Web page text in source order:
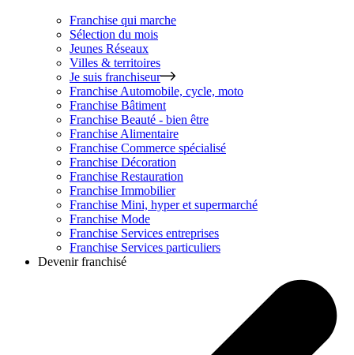
Franchise qui marche
Sélection du mois
Jeunes Réseaux
Villes & territoires
Je suis franchiseur
Franchise Automobile, cycle, moto
Franchise Bâtiment
Franchise Beauté - bien être
Franchise Alimentaire
Franchise Commerce spécialisé
Franchise Décoration
Franchise Restauration
Franchise Immobilier
Franchise Mini, hyper et supermarché
Franchise Mode
Franchise Services entreprises
Franchise Services particuliers
Devenir franchisé